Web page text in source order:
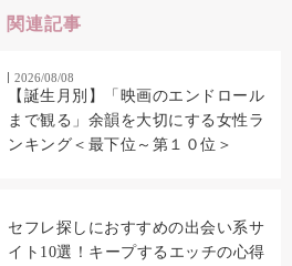
関連記事
2026/08/08
【誕生月別】「映画のエンドロール
まで観る」余韻を大切にする女性ラ
ンキング＜最下位～第１０位＞
セフレ探しにおすすめの出会い系サ
イト10選！キープするエッチの心得